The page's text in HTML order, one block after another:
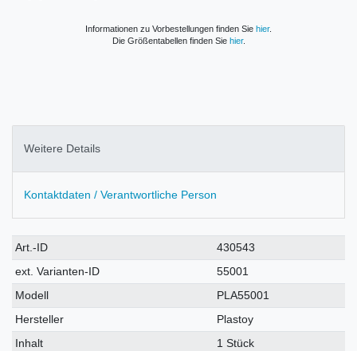
Informationen zu Vorbestellungen finden Sie hier.
Die Größentabellen finden Sie hier.
Weitere Details
Kontaktdaten / Verantwortliche Person
Technisches
Merkmal
Wert
Art.-ID
430543
ext. Varianten-ID
55001
Modell
PLA55001
Hersteller
Plastoy
Inhalt
1 Stück